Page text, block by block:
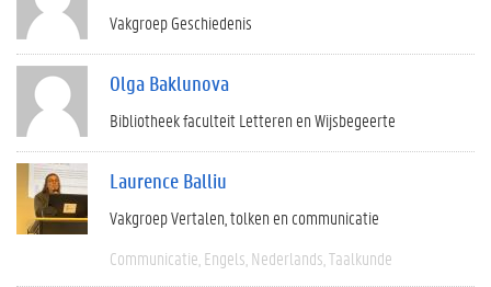
Vakgroep Geschiedenis
Olga Baklunova
Bibliotheek faculteit Letteren en Wijsbegeerte
Laurence Balliu
Vakgroep Vertalen, tolken en communicatie
Communicatie Engels Nederlands Taalkunde